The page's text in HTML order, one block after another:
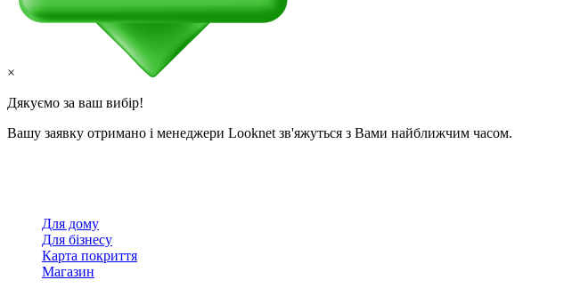
×
Дякуємо за ваш вибір!
Вашу заявку отримано і менеджери Looknet зв'яжуться з Вами найближчим часом.
Для дому
Для бізнесу
Карта покриття
Магазин